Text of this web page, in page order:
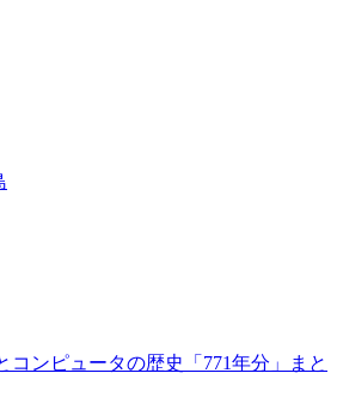
コンピュータの歴史「771年分」まと